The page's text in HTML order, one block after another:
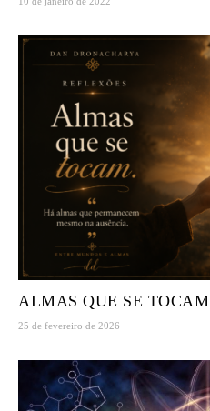
ALMAS QUE SE TOCAM
25 de fevereiro de 2026